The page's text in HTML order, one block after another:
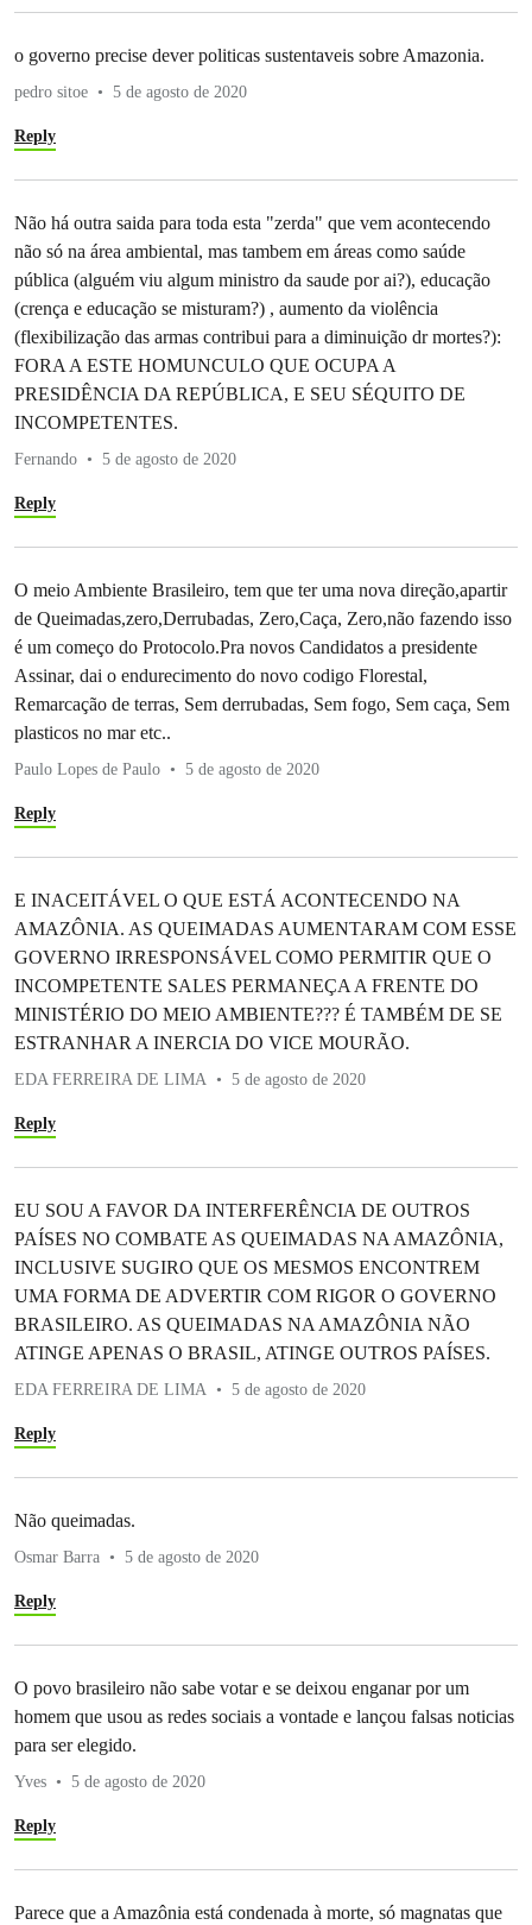
o governo precise dever politicas sustentaveis sobre Amazonia.
pedro sitoe 5 de agosto de 2020
Reply
Não há outra saida para toda esta "zerda" que vem acontecendo
não só na área ambiental, mas tambem em áreas como saúde
pública (alguém viu algum ministro da saude por ai?), educação
(crença e educação se misturam?) , aumento da violência
(flexibilização das armas contribui para a diminuição dr mortes?):
FORA A ESTE HOMUNCULO QUE OCUPA A
PRESIDÊNCIA DA REPÚBLICA, E SEU SÉQUITO DE
INCOMPETENTES.
Fernando 5 de agosto de 2020
Reply
O meio Ambiente Brasileiro, tem que ter uma nova direção,apartir
de Queimadas,zero,Derrubadas, Zero,Caça, Zero,não fazendo isso
é um começo do Protocolo.Pra novos Candidatos a presidente
Assinar, dai o endurecimento do novo codigo Florestal,
Remarcação de terras, Sem derrubadas, Sem fogo, Sem caça, Sem
plasticos no mar etc..
Paulo Lopes de Paulo 5 de agosto de 2020
Reply
E INACEITÁVEL O QUE ESTÁ ACONTECENDO NA
AMAZÔNIA. AS QUEIMADAS AUMENTARAM COM ESSE
GOVERNO IRRESPONSÁVEL COMO PERMITIR QUE O
INCOMPETENTE SALES PERMANEÇA A FRENTE DO
MINISTÉRIO DO MEIO AMBIENTE??? É TAMBÉM DE SE
ESTRANHAR A INERCIA DO VICE MOURÃO.
EDA FERREIRA DE LIMA 5 de agosto de 2020
Reply
EU SOU A FAVOR DA INTERFERÊNCIA DE OUTROS
PAÍSES NO COMBATE AS QUEIMADAS NA AMAZÔNIA,
INCLUSIVE SUGIRO QUE OS MESMOS ENCONTREM
UMA FORMA DE ADVERTIR COM RIGOR O GOVERNO
BRASILEIRO. AS QUEIMADAS NA AMAZÔNIA NÃO
ATINGE APENAS O BRASIL, ATINGE OUTROS PAÍSES.
EDA FERREIRA DE LIMA 5 de agosto de 2020
Reply
Não queimadas.
Osmar Barra 5 de agosto de 2020
Reply
O povo brasileiro não sabe votar e se deixou enganar por um
homem que usou as redes sociais a vontade e lançou falsas noticias
para ser elegido.
Yves 5 de agosto de 2020
Reply
Parece que a Amazônia está condenada à morte, só magnatas que